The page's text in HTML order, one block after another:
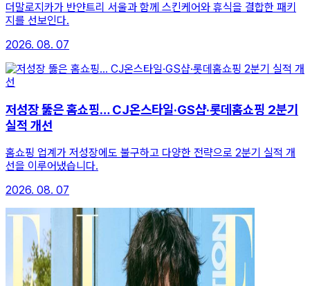
더말로지카가 반얀트리 서울과 함께 스킨케어와 휴식을 결합한 패키
지를 선보인다.
2026. 08. 07
저성장 뚫은 홈쇼핑… CJ온스타일·GS샵·롯데홈쇼핑 2분기
실적 개선
홈쇼핑 업계가 저성장에도 불구하고 다양한 전략으로 2분기 실적 개
선을 이루어냈습니다.
2026. 08. 07